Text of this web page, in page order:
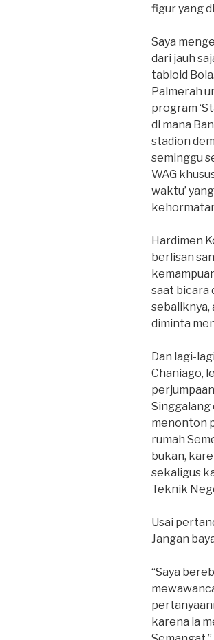
figur yang
Saya
dari jauh
tabloid
Palmerah
program
di mana
stadion
seminggu
WAG
waktu’
Hardimen
berlisan
saat bicara
sebaliknya,
diminta
Dan lagi-
Chaniago,
Singgalang
menonton
rumah
bukan,
sekaligus
Teknik
Usai
Jangan
“Saya
karena ia